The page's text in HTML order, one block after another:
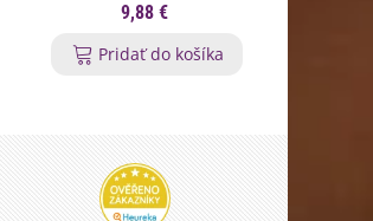
9,88 €
Pridať do košíka